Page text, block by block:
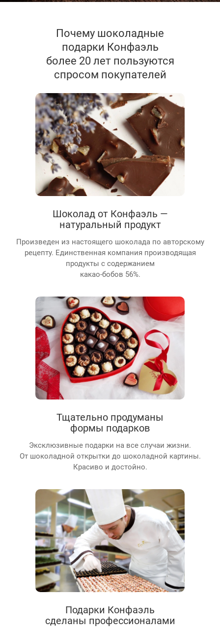
Почему шоколадные
подарки Конфаэль
более 20 лет пользуются
спросом покупателей
Шоколад от Конфаэль —
натуральный продукт
Произведен из настоящего шоколада по авторскому
рецепту. Единственная компания производящая
продукты с содержанием
какао-бобов 56%.
Тщательно продуманы
формы подарков
Эксклюзивные подарки на все случаи жизни.
От шоколадной открытки до шоколадной картины.
Красиво и достойно.
Подарки Конфаэль
сделаны профессионалами